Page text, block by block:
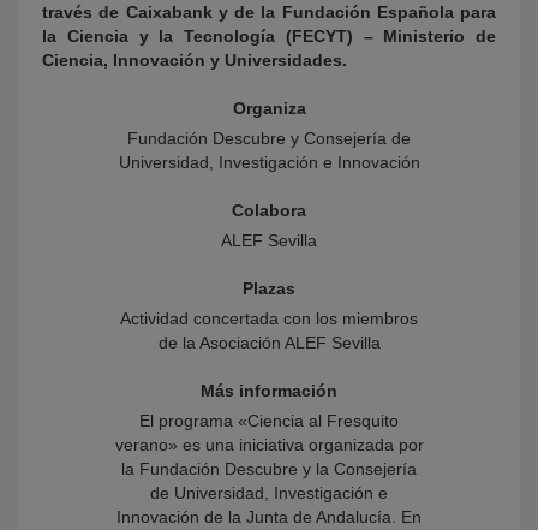
través de Caixabank y de la Fundación Española para
la Ciencia y la Tecnología (FECYT) – Ministerio de
Ciencia, Innovación y Universidades.
Organiza
Fundación Descubre y Consejería de
Universidad, Investigación e Innovación
Colabora
ALEF Sevilla
Plazas
Actividad concertada con los miembros
de la Asociación ALEF Sevilla
Más información
El programa «Ciencia al Fresquito
verano» es una iniciativa organizada por
la Fundación Descubre y la Consejería
de Universidad, Investigación e
Innovación de la Junta de Andalucía. En